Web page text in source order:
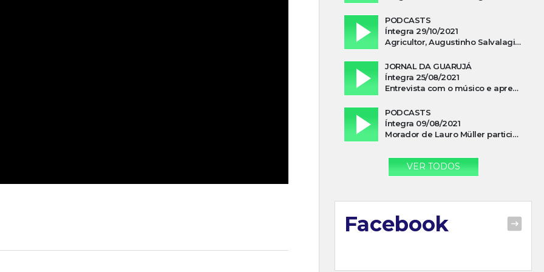
PODCASTS
Íntegra 29/10/2021
Agricultor, Augustinho Salvalagio, relata sobre aparição do Cavaleiro Negro no Rio das Furnas
JORNAL DA GUARUJÁ
Íntegra 25/08/2021
Entrevista com o músico e apresentador, Lismael Ferrareis, no Cidade e Campo
PODCASTS
Íntegra 09/08/2021
Morador de Lauro Müller participa de motociata em apoio a Bolsonaro
VER TODOS
Facebook